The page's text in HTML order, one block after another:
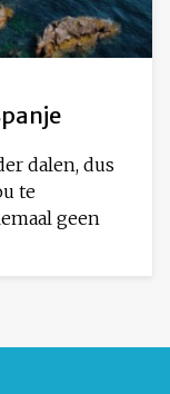
dalen, dus
te
geen